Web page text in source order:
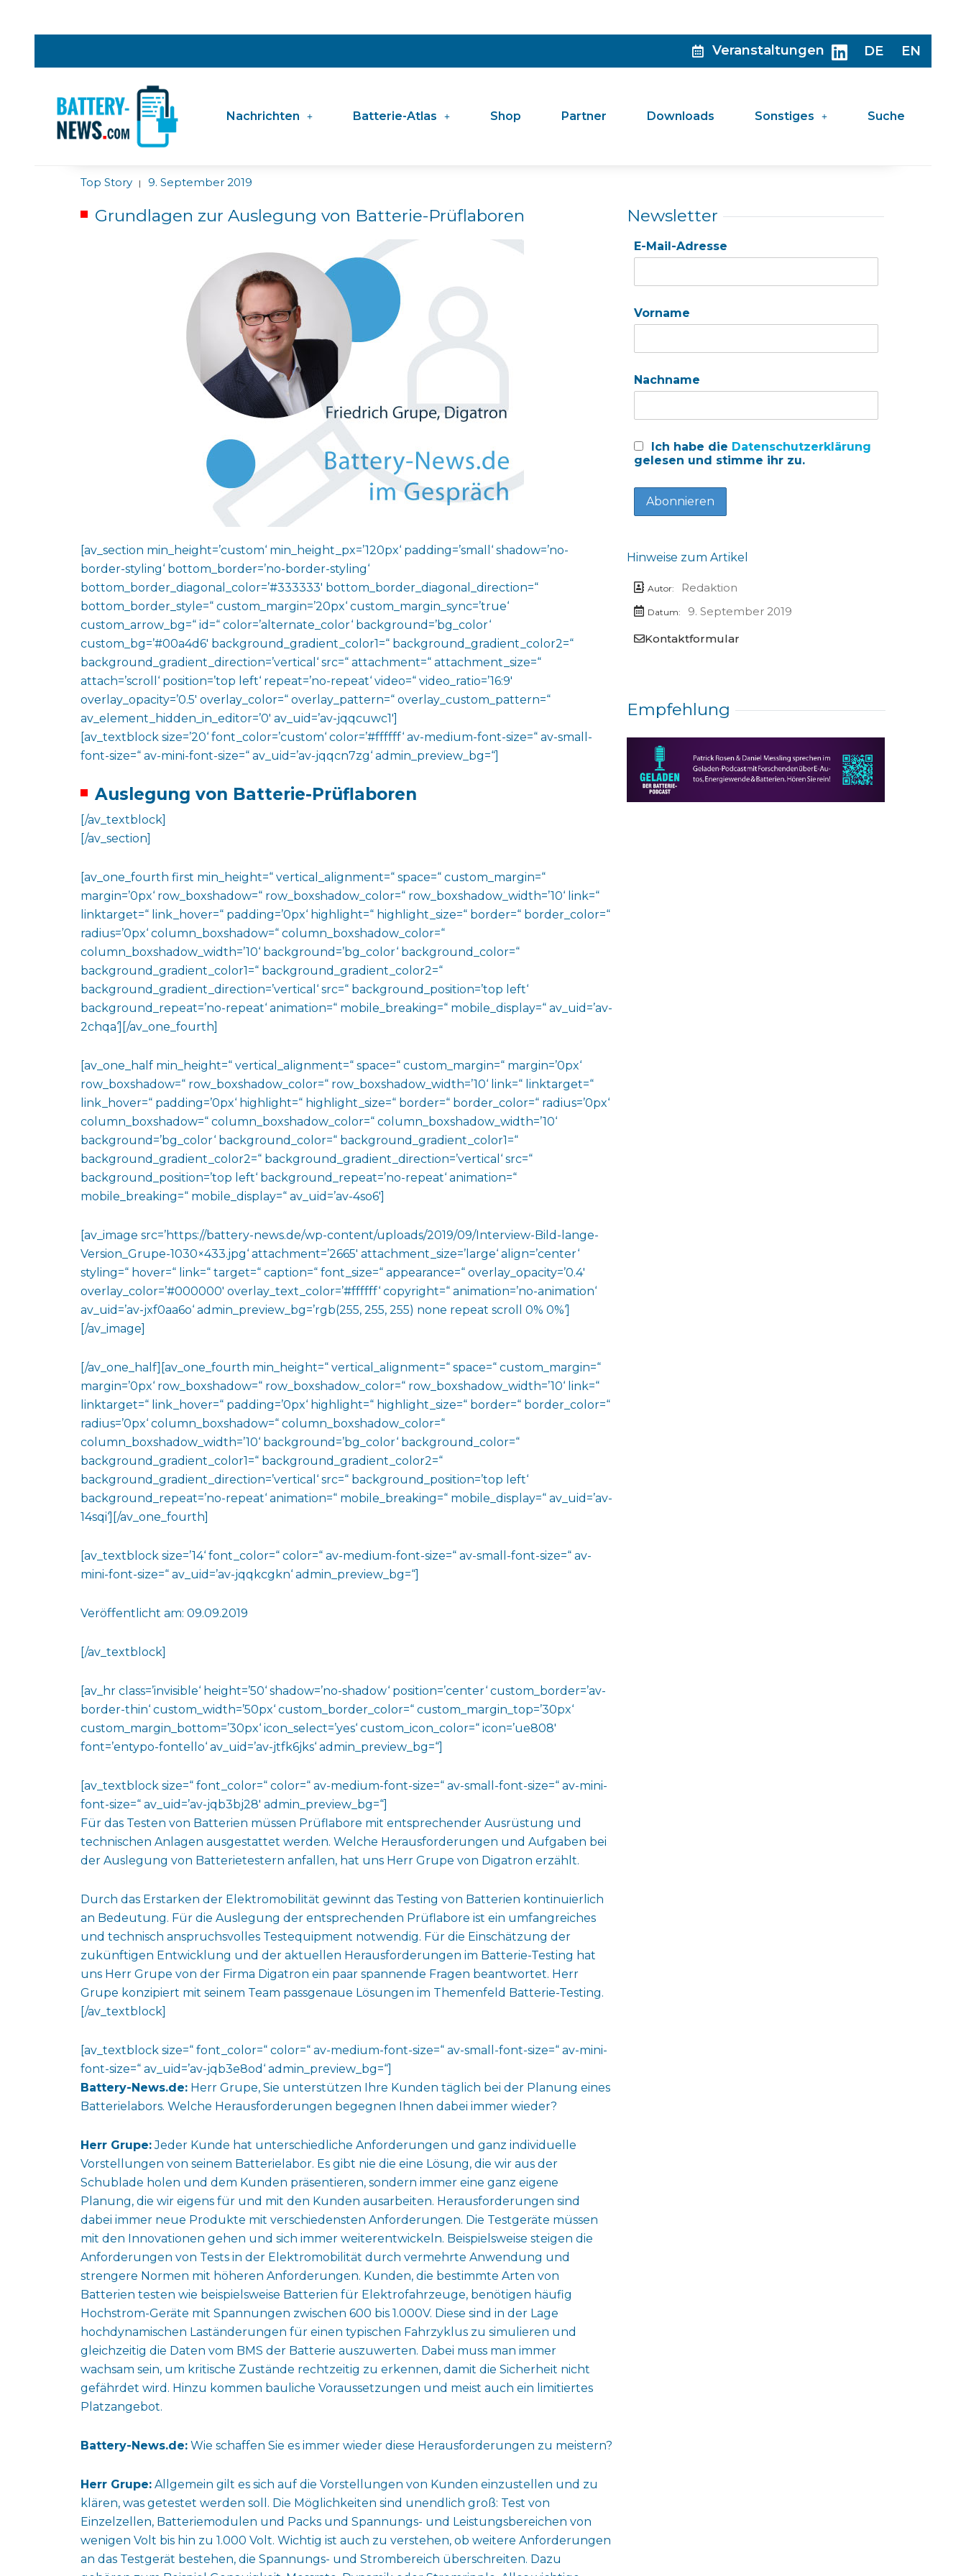
Veranstaltungen DE EN
Nachrichten Batterie-Atlas Shop Partner Downloads Sonstiges Suche
Top Story | 9. September 2019
Grundlagen zur Auslegung von Batterie-Prüflaboren
[av_section min_height=’custom‘ min_height_px=’120px‘ padding=’small‘ shadow=’no-
border-styling‘ bottom_border=’no-border-styling‘
bottom_border_diagonal_color=’#333333′ bottom_border_diagonal_direction=“
bottom_border_style=“ custom_margin=’20px‘ custom_margin_sync=’true‘
custom_arrow_bg=“ id=“ color=’alternate_color‘ background=’bg_color‘
custom_bg=’#00a4d6′ background_gradient_color1=“ background_gradient_color2=“
background_gradient_direction=’vertical‘ src=“ attachment=“ attachment_size=“
attach=’scroll‘ position=’top left‘ repeat=’no-repeat‘ video=“ video_ratio=’16:9′
overlay_opacity=’0.5′ overlay_color=“ overlay_pattern=“ overlay_custom_pattern=“
av_element_hidden_in_editor=’0′ av_uid=’av-jqqcuwc1′]
[av_textblock size=’20‘ font_color=’custom‘ color=’#ffffff‘ av-medium-font-size=“ av-small-
font-size=“ av-mini-font-size=“ av_uid=’av-jqqcn7zg‘ admin_preview_bg=“]
Auslegung von Batterie-Prüflaboren
[/av_textblock]
[/av_section]
[av_one_fourth first min_height=“ vertical_alignment=“ space=“ custom_margin=“
margin=’0px‘ row_boxshadow=“ row_boxshadow_color=“ row_boxshadow_width=’10‘ link=“
linktarget=“ link_hover=“ padding=’0px‘ highlight=“ highlight_size=“ border=“ border_color=“
radius=’0px‘ column_boxshadow=“ column_boxshadow_color=“
column_boxshadow_width=’10‘ background=’bg_color‘ background_color=“
background_gradient_color1=“ background_gradient_color2=“
background_gradient_direction=’vertical‘ src=“ background_position=’top left‘
background_repeat=’no-repeat‘ animation=“ mobile_breaking=“ mobile_display=“ av_uid=’av-
2chqa‘][/av_one_fourth]
[av_one_half min_height=“ vertical_alignment=“ space=“ custom_margin=“ margin=’0px‘
row_boxshadow=“ row_boxshadow_color=“ row_boxshadow_width=’10‘ link=“ linktarget=“
link_hover=“ padding=’0px‘ highlight=“ highlight_size=“ border=“ border_color=“ radius=’0px‘
column_boxshadow=“ column_boxshadow_color=“ column_boxshadow_width=’10‘
background=’bg_color‘ background_color=“ background_gradient_color1=“
background_gradient_color2=“ background_gradient_direction=’vertical‘ src=“
background_position=’top left‘ background_repeat=’no-repeat‘ animation=“
mobile_breaking=“ mobile_display=“ av_uid=’av-4so6′]
[av_image src=’https://battery-news.de/wp-content/uploads/2019/09/Interview-Bild-lange-
Version_Grupe-1030×433.jpg‘ attachment=’2665′ attachment_size=’large‘ align=’center‘
styling=“ hover=“ link=“ target=“ caption=“ font_size=“ appearance=“ overlay_opacity=’0.4′
overlay_color=’#000000′ overlay_text_color=’#ffffff‘ copyright=“ animation=’no-animation‘
av_uid=’av-jxf0aa6o‘ admin_preview_bg=’rgb(255, 255, 255) none repeat scroll 0% 0%‘]
[/av_image]
[/av_one_half][av_one_fourth min_height=“ vertical_alignment=“ space=“ custom_margin=“
margin=’0px‘ row_boxshadow=“ row_boxshadow_color=“ row_boxshadow_width=’10‘ link=“
linktarget=“ link_hover=“ padding=’0px‘ highlight=“ highlight_size=“ border=“ border_color=“
radius=’0px‘ column_boxshadow=“ column_boxshadow_color=“
column_boxshadow_width=’10‘ background=’bg_color‘ background_color=“
background_gradient_color1=“ background_gradient_color2=“
background_gradient_direction=’vertical‘ src=“ background_position=’top left‘
background_repeat=’no-repeat‘ animation=“ mobile_breaking=“ mobile_display=“ av_uid=’av-
14sqi‘][/av_one_fourth]
[av_textblock size=’14‘ font_color=“ color=“ av-medium-font-size=“ av-small-font-size=“ av-
mini-font-size=“ av_uid=’av-jqqkcgkn‘ admin_preview_bg=“]
Veröffentlicht am: 09.09.2019
[/av_textblock]
[av_hr class=’invisible‘ height=’50‘ shadow=’no-shadow‘ position=’center‘ custom_border=’av-
border-thin‘ custom_width=’50px‘ custom_border_color=“ custom_margin_top=’30px‘
custom_margin_bottom=’30px‘ icon_select=’yes‘ custom_icon_color=“ icon=’ue808′
font=’entypo-fontello‘ av_uid=’av-jtfk6jks‘ admin_preview_bg=“]
[av_textblock size=“ font_color=“ color=“ av-medium-font-size=“ av-small-font-size=“ av-mini-
font-size=“ av_uid=’av-jqb3bj28′ admin_preview_bg=“]
Für das Testen von Batterien müssen Prüflabore mit entsprechender Ausrüstung und
technischen Anlagen ausgestattet werden. Welche Herausforderungen und Aufgaben bei
der Auslegung von Batterietestern anfallen, hat uns Herr Grupe von Digatron erzählt.
Durch das Erstarken der Elektromobilität gewinnt das Testing von Batterien kontinuierlich
an Bedeutung. Für die Auslegung der entsprechenden Prüflabore ist ein umfangreiches
und technisch anspruchsvolles Testequipment notwendig. Für die Einschätzung der
zukünftigen Entwicklung und der aktuellen Herausforderungen im Batterie-Testing hat
uns Herr Grupe von der Firma Digatron ein paar spannende Fragen beantwortet. Herr
Grupe konzipiert mit seinem Team passgenaue Lösungen im Themenfeld Batterie-Testing.
[/av_textblock]
[av_textblock size=“ font_color=“ color=“ av-medium-font-size=“ av-small-font-size=“ av-mini-
font-size=“ av_uid=’av-jqb3e8od‘ admin_preview_bg=“]
Battery-News.de: Herr Grupe, Sie unterstützen Ihre Kunden täglich bei der Planung eines
Batterielabors. Welche Herausforderungen begegnen Ihnen dabei immer wieder?
Herr Grupe:Jeder Kunde hat unterschiedliche Anforderungen und ganz individuelle
Vorstellungen von seinem Batterielabor. Es gibt nie die eine Lösung, die wir aus der
Schublade holen und dem Kunden präsentieren, sondern immer eine ganz eigene
Planung, die wir eigens für und mit den Kunden ausarbeiten. Herausforderungen sind
dabei immer neue Produkte mit verschiedensten Anforderungen. Die Testgeräte müssen
mit den Innovationen gehen und sich immer weiterentwickeln. Beispielsweise steigen die
Anforderungen von Tests in der Elektromobilität durch vermehrte Anwendung und
strengere Normen mit höheren Anforderungen. Kunden, die bestimmte Arten von
Batterien testen wie beispielsweise Batterien für Elektrofahrzeuge, benötigen häufig
Hochstrom-Geräte mit Spannungen zwischen 600 bis 1.000V. Diese sind in der Lage
hochdynamischen Laständerungen für einen typischen Fahrzyklus zu simulieren und
gleichzeitig die Daten vom BMS der Batterie auszuwerten. Dabei muss man immer
wachsam sein, um kritische Zustände rechtzeitig zu erkennen, damit die Sicherheit nicht
gefährdet wird. Hinzu kommen bauliche Voraussetzungen und meist auch ein limitiertes
Platzangebot.
Battery-News.de: Wie schaffen Sie es immer wieder diese Herausforderungen zu meistern?
Herr Grupe: Allgemein gilt es sich auf die Vorstellungen von Kunden einzustellen und zu
klären, was getestet werden soll. Die Möglichkeiten sind unendlich groß: Test von
Einzelzellen, Batteriemodulen und Packs und Spannungs- und Leistungsbereichen von
wenigen Volt bis hin zu 1.000 Volt. Wichtig ist auch zu verstehen, ob weitere Anforderungen
an das Testgerät bestehen, die Spannungs- und Strombereich überschreiten. Dazu
Newsletter
E-Mail-Adresse
Vorname
Nachname
Ich habe die Datenschutzerklärung
gelesen und stimme ihr zu.
Hinweise zum Artikel
Autor: Redaktion
Datum:
9. September 2019
Kontaktformular
Empfehlung